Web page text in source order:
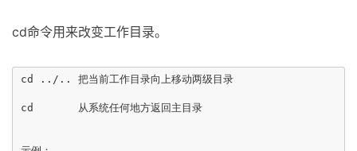
cd命令用来改变工作目录。
cd ../.. 把当前工作目录向上移动两级目录
cd       从系统任何地方返回主目录